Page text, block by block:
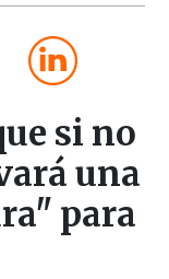
si no
una
para